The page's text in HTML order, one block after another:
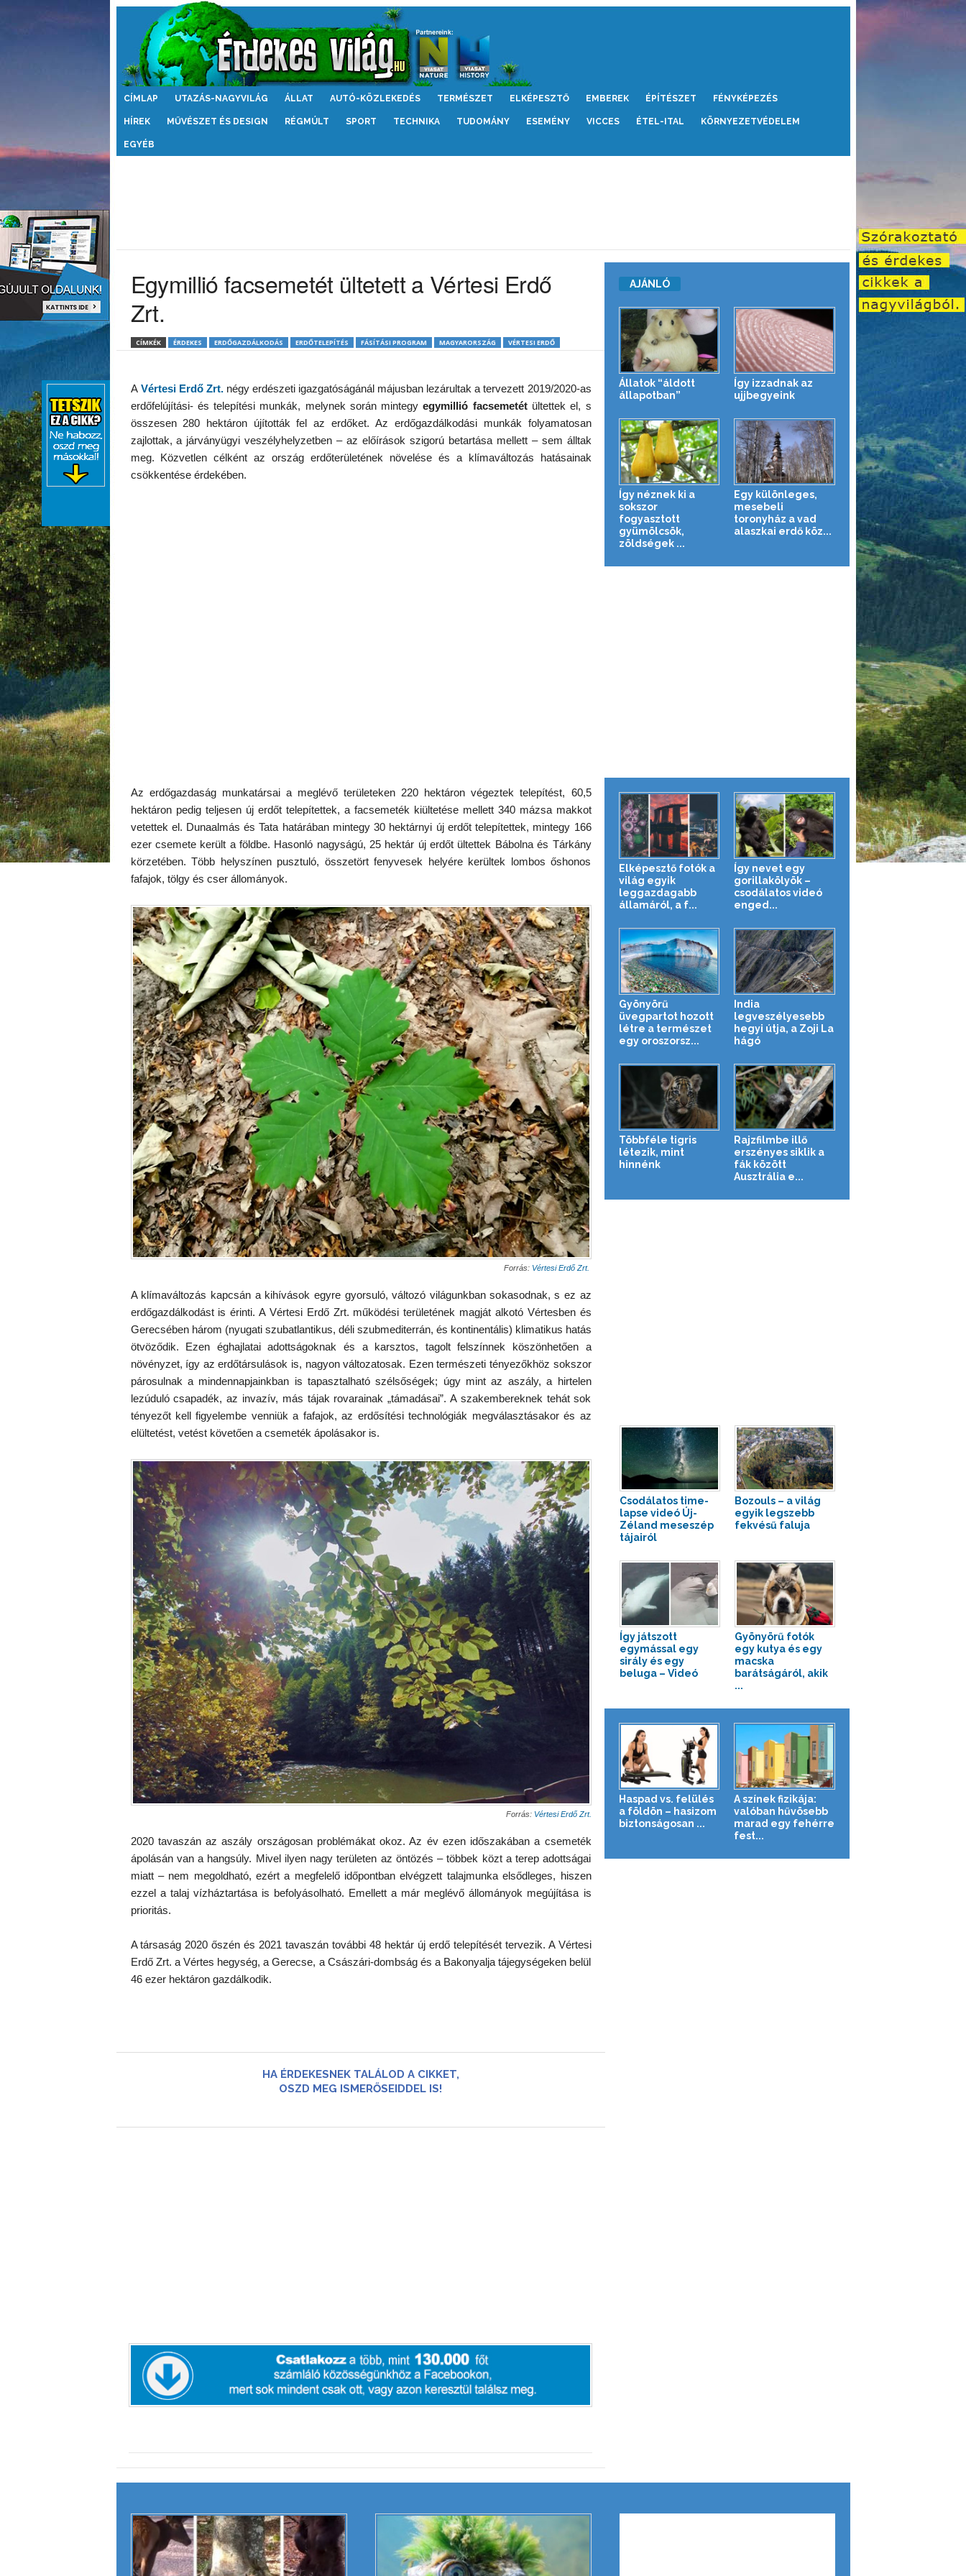
Érdekes
CÍMLAP UTAZÁS-NAGYVILÁG ÁLLAT AUTÓ-KÖZLEKEDÉS TERMÉSZET ELKÉPESZTŐ EMBEREK ÉPÍTÉSZET FÉNYKÉPEZÉS
HÍREK MŰVÉSZET ÉS DESIGN RÉGMÚLT SPORT TECHNIKA TUDOMÁNY ESEMÉNY VICCES ÉTEL-ITAL KÖRNYEZETVÉDELEM
EGYÉB
Egymillió facsemetét ültetett a Vértesi Erdő
Zrt.
CÍMKÉK ÉRDEKES ERDŐGAZDÁLKODÁS ERDŐTELEPÍTÉS FÁSÍTÁSI PROGRAM MAGYARORSZÁG VÉRTESI ERDŐ
AVértesi Erdő Zrt. négy erdészeti igazgatóságánál májusban lezárultak a tervezett 2019/2020-as
erdőfelújítási- és telepítési munkák, melynek során mintegyegymillió facsemetétültettek el, s
összesen 280 hektáron újították fel az erdőket. Az erdőgazdálkodási munkák folyamatosan
zajlottak, a járványügyi veszélyhelyzetben – az előírások szigorú betartása mellett – sem álltak
meg. Közvetlen célként az ország erdőterületének növelése és a klímaváltozás hatásainak
csökkentése érdekében.
Az erdőgazdaság munkatársai a meglévő területeken 220 hektáron végeztek telepítést, 60,5
hektáron pedig teljesen új erdőt telepítettek, a facsemeték kiültetése mellett 340 mázsa makkot
vetettek el. Dunaalmás és Tata határában mintegy 30 hektárnyi új erdőt telepítettek, mintegy 166
ezer csemete került a földbe. Hasonló nagyságú, 25 hektár új erdőt ültettek Bábolna és Tárkány
körzetében. Több helyszínen pusztuló, összetört fenyvesek helyére kerültek lombos őshonos
fafajok, tölgy és cser állományok.
Forrás: Vértesi Erdő Zrt.
A klímaváltozás kapcsán a kihívások egyre gyorsuló, változó világunkban sokasodnak, s ez az
erdőgazdálkodást is érinti. A Vértesi Erdő Zrt. működési területének magját alkotó Vértesben és
Gerecsében három (nyugati szubatlantikus, déli szubmediterrán, és kontinentális) klimatikus hatás
ötvöződik. Ezen éghajlatai adottságoknak és a karsztos, tagolt felszínnek köszönhetően a
növényzet, így az erdőtársulások is, nagyon változatosak. Ezen természeti tényezőkhöz sokszor
párosulnak a mindennapjainkban is tapasztalható szélsőségek; úgy mint az aszály, a hirtelen
lezúduló csapadék, az invazív, más tájak rovarainak „támadásai”. A szakembereknek tehát sok
tényezőt kell figyelembe venniük a fafajok, az erdősítési technológiák megválasztásakor és az
elültetést, vetést követően a csemeték ápolásakor is.
Forrás: Vértesi Erdő Zrt.
2020 tavaszán az aszály országosan problémákat okoz. Az év ezen időszakában a csemeték
ápolásán van a hangsúly. Mivel ilyen nagy területen az öntözés – többek közt a terep adottságai
miatt – nem megoldható, ezért a megfelelő időpontban elvégzett talajmunka elsődleges, hiszen
ezzel a talaj vízháztartása is befolyásolható. Emellett a már meglévő állományok megújítása is
prioritás.
A társaság 2020 őszén és 2021 tavaszán további 48 hektár új erdő telepítését tervezik. A Vértesi
Erdő Zrt. a Vértes hegység, a Gerecse, a Császári-dombság és a Bakonyalja tájegységeken belül
46 ezer hektáron gazdálkodik.
HA ÉRDEKESNEK TALÁLOD A CIKKET,
OSZD MEG ISMERŐSEIDDEL IS!
AJÁNLÓ
Állatok “áldott
állapotban”
Így izzadnak az
ujjbegyeink
Így néznek ki a
sokszor
fogyasztott
gyümölcsök,
zöldségek ...
Egy különleges,
mesebeli
toronyház a vad
alaszkai erdő köz...
Elképesztő fotók a
világ egyik
leggazdagabb
államáról, a f...
Így nevet egy
gorillakölyök –
csodálatos videó
enged...
Gyönyörű
üvegpartot hozott
létre a természet
egy oroszorsz...
India
legveszélyesebb
hegyi útja, a Zoji La
hágó
Többféle tigris
létezik, mint
hinnénk
Rajzfilmbe illő
erszényes siklik a
fák között
Ausztrália e...
Csodálatos time-
lapse videó Új-
Zéland meseszép
tájairól
Bozouls – a világ
egyik legszebb
fekvésű faluja
Így játszott
egymással egy
sirály és egy
beluga – Videó
Gyönyörű fotók
egy kutya és egy
macska
barátságáról, akik
...
Haspad vs. felülés
a földön – hasizom
biztonságosan ...
A színek fizikája:
valóban hűvösebb
marad egy fehérre
fest...